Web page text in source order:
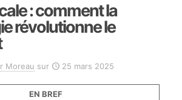
: comment la
révolutionne le
Moreau sur 25 mars 2025
EN BREF